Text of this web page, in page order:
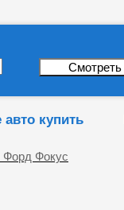
авто купить
Форд Фокус